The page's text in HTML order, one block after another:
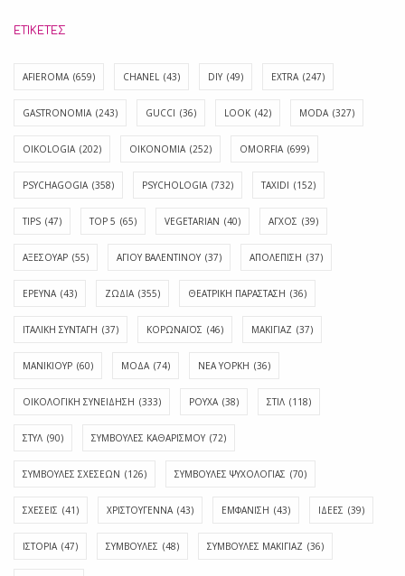
ΕΤΙΚΈΤΕΣ
AFIEROMA (659) CHANEL (43) DIY (49) EXTRA (247)
GASTRONOMIA (243) GUCCI (36) LOOK (42) MODA (327)
OIKOLOGIA (202) OIKONOMIA (252) OMORFIA (699)
PSYCHAGOGIA (358) PSYCHOLOGIA (732) TAXIDI (152)
TIPS (47) TOP 5 (65) VEGETARIAN (40) ΑΓΧΟΣ (39)
ΑΞΕΣΟΥΑΡ (55) ΑΓΊΟΥ ΒΑΛΕΝΤΊΝΟΥ (37) ΑΠΟΛΈΠΙΣΗ (37)
ΕΡΕΥΝΑ (43) ΖΩΔΙΑ (355) ΘΕΑΤΡΙΚΗ ΠΑΡΑΣΤΑΣΗ (36)
ΙΤΑΛΙΚΗ ΣΥΝΤΑΓΗ (37) ΚΟΡΩΝΑΪΟΣ (46) ΜΑΚΙΓΙΑΖ (37)
ΜΑΝΙΚΙΟΥΡ (60) ΜΟΔΑ (74) ΝΕΑ ΥΟΡΚΗ (36)
ΟΙΚΟΛΟΓΙΚΗ ΣΥΝΕΙΔΗΣΗ (333) ΡΟΥΧΑ (38) ΣΤΙΛ (118)
ΣΤΥΛ (90) ΣΥΜΒΟΥΛΕΣ ΚΑΘΑΡΙΣΜΟΥ (72)
ΣΥΜΒΟΥΛΕΣ ΣΧΕΣΕΩΝ (126) ΣΥΜΒΟΥΛΕΣ ΨΥΧΟΛΟΓΙΑΣ (70)
ΣΧΕΣΕΙΣ (41) ΧΡΙΣΤΟΥΓΕΝΝΑ (43) ΕΜΦΆΝΙΣΗ (43) ΙΔΈΕΣ (39)
ΙΣΤΟΡΊΑ (47) ΣΥΜΒΟΥΛΈΣ (48) ΣΥΜΒΟΥΛΈΣ ΜΑΚΙΓΙΆΖ (36)